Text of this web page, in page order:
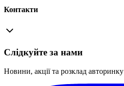
Контакти
Слідкуйте за нами
Новини, акції та розклад авторинку